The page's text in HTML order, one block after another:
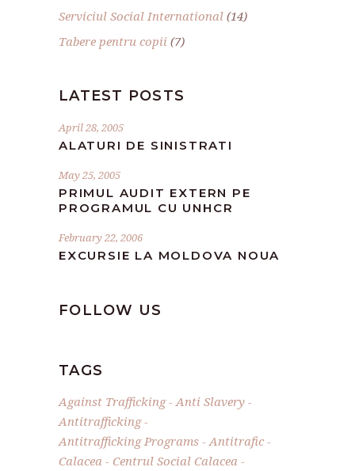
Serviciul Social International (14)
Tabere pentru copii (7)
LATEST POSTS
April 28, 2005
ALATURI DE SINISTRATI
May 25, 2005
PRIMUL AUDIT EXTERN PE
PROGRAMUL CU UNHCR
February 22, 2006
EXCURSIE LA MOLDOVA NOUA
FOLLOW US
TAGS
Against Trafficking
Anti Slavery
Antitrafficking
Antitrafficking Programs
Antitrafic
Calacea
Centrul Social Calacea